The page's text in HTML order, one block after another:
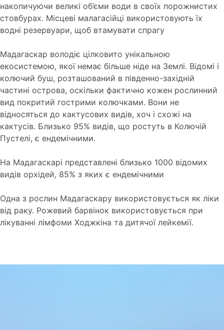
накопичуючи великі об’єми води в своїх порожнистих
стовбурах. Місцеві малагасійці використовують їх
водні резервуари, щоб втамувати спрагу
Мадагаскар володіє цілковито унікальною
екосистемою, якої немає більше ніде на Землі. Відомі і
колючий буш, розташований в південно-західній
частині острова, оскільки фактично кожен рослинний
вид покритий гострими колючками. Вони не
відносяться до кактусових видів, хоч і схожі на
кактусів. Близько 95% видів, що ростуть в Колючій
Пустелі, є ендемічними.
На Мадагаскарі представлені близько 1000 відомих
видів орхідей, 85% з яких є ендемічними
Одна з рослин Мадагаскару використовується як ліки
від раку. Рожевий барвінок використовується при
лікуванні лімфоми Ходжкіна та дитячої лейкемії.